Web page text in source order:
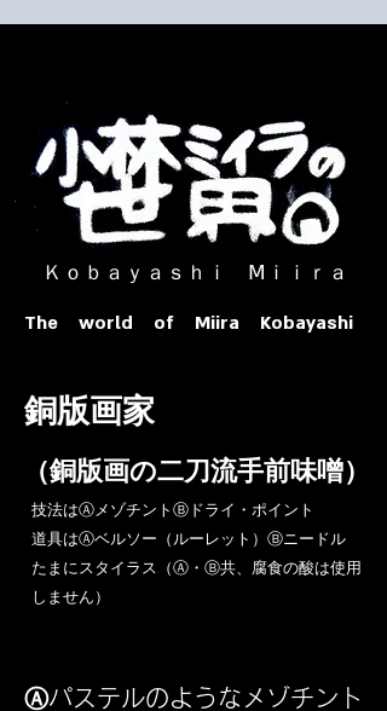
ｏｂａｙａｓｈｉ Ⅿｉｉｒａ​
The world of Miira Kobayashi
​銅版画家
​（銅版画の二刀流手前味噌）
​技法はⒶメゾチントⒷドライ・ポイント
道具はⒶベルソー（ルーレット）Ⓑニードル
​たまにスタイラス（Ⓐ・Ⓑ共、腐食の酸は使用
しません）
Ⓐパステルのようなメゾチント